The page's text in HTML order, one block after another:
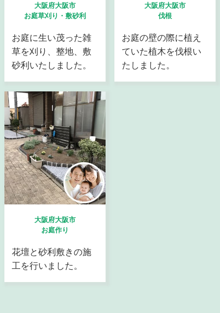
大阪府大阪市
お庭草刈り・敷砂利
お庭に生い茂った雑
草を刈り、整地、敷
砂利いたしました。
大阪府大阪市
伐根
お庭の壁の際に植え
ていた植木を伐根い
たしました。
大阪府大阪市
お庭作り
花壇と砂利敷きの施
工を行いました。